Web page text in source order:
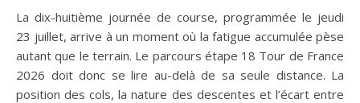
La dix-huitième journée de course, programmée le jeudi
23 juillet, arrive à un moment où la fatigue accumulée pèse
autant que le terrain. Le parcours étape 18 Tour de France
2026 doit donc se lire au-delà de sa seule distance. La
position des cols, la nature des descentes et l’écart entre